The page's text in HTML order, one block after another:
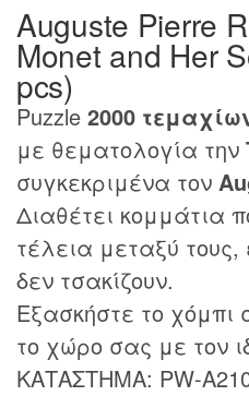
Auguste Pierre
Monet and Her
pcs)
Puzzle 2000
με θεματολογία την
συγκεκριμένα τον
Διαθέτει κομμάτια
τέλεια μεταξύ τους,
δεν τσακίζουν.
Εξασκήστε το χόμπι
το χώρο σας με τον
ΚΑΤΑΣΤΗΜΑ: PW-